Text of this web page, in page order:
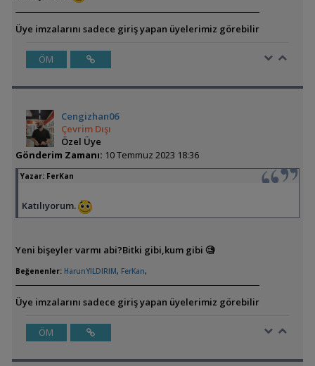
Üye imzalarını sadece giriş yapan üyelerimiz görebilir
ÖM
Cengizhan06
Çevrim Dışı
Özel Üye
Gönderim Zamanı: 10 Temmuz 2023 18:36
Yazar: FerKan
Katılıyorum.
Yeni bişeyler varmı abi?Bitki gibi,kum gibi 🧐
Beğenenler: HarunYILDIRIM, FerKan,
Üye imzalarını sadece giriş yapan üyelerimiz görebilir
ÖM